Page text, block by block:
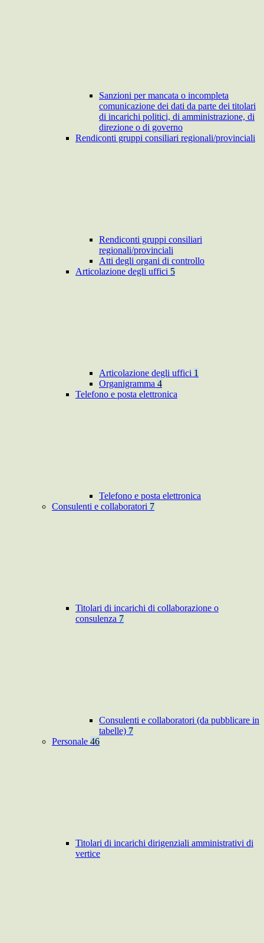
Sanzioni per mancata o incompleta
comunicazione dei dati da parte dei titolari
di incarichi politici, di amministrazione, di
direzione o di governo
Rendiconti gruppi consiliari regionali/provinciali
Rendiconti gruppi consiliari
regionali/provinciali
Atti degli organi di controllo
Articolazione degli uffici 5
Articolazione degli uffici 1
Organigramma 4
Telefono e posta elettronica
Telefono e posta elettronica
Consulenti e collaboratori 7
Titolari di incarichi di collaborazione o
consulenza 7
Consulenti e collaboratori (da pubblicare in
tabelle) 7
Personale 46
Titolari di incarichi dirigenziali amministrativi di
vertice